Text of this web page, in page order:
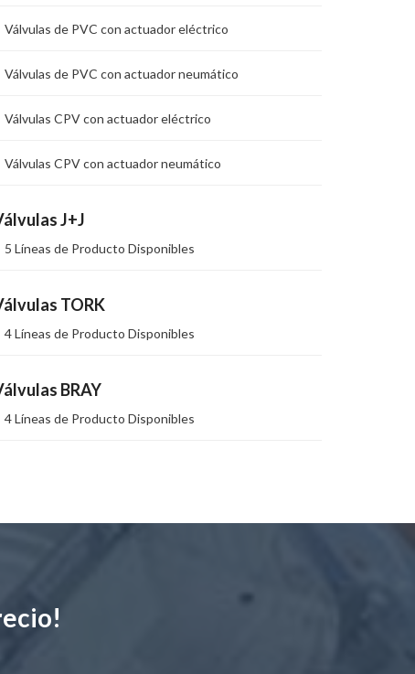
Válvulas de PVC con actuador eléctrico
Válvulas de PVC con actuador neumático
Válvulas CPV con actuador eléctrico
Válvulas CPV con actuador neumático
J+J
5 Líneas de Producto Disponibles
TORK
4 Líneas de Producto Disponibles
BRAY
4 Líneas de Producto Disponibles